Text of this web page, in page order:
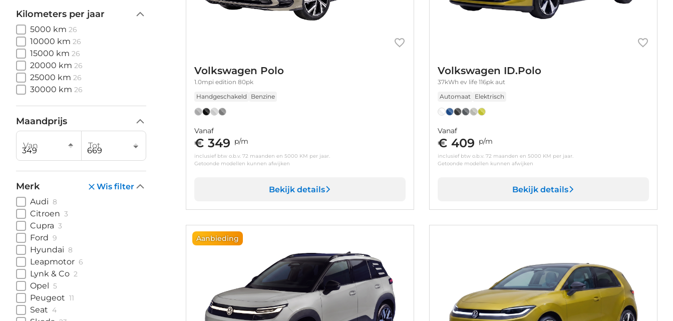
Kilometers per jaar
5000 km 26
10000 km 26
15000 km 26
20000 km 26
25000 km 26
30000 km 26
Maandprijs
Van Tot
Merk
Wis filter
Audi 8
Citroen 3
Cupra 3
Ford 9
Hyundai 8
Leapmotor 6
Lynk & Co 2
Opel 5
Peugeot 11
Seat 4
Volkswagen Polo
1.0mpi edition 80pk
Handgeschakeld
Benzine
Vanaf
€ 349 p/m
inclusief btw o.b.v. 72 maanden en 5000 KM per jaar.
Getoonde modellen kunnen afwijken
Bekijk details
Volkswagen ID.Polo
37kWh ev life 116pk aut
Automaat
Elektrisch
Vanaf
€ 409 p/m
inclusief btw o.b.v. 72 maanden en 5000 KM per jaar.
Getoonde modellen kunnen afwijken
Bekijk details
Aanbieding